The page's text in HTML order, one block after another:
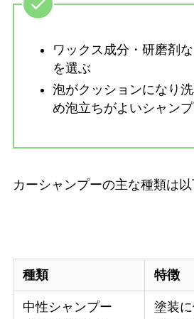
ワックス成分・研磨剤
を選ぶ
泡がクッションになり
め泡立ちがよいシャン
カーシャンプーの主な種類は以
種類 特徴
中性シャンプー
塗装